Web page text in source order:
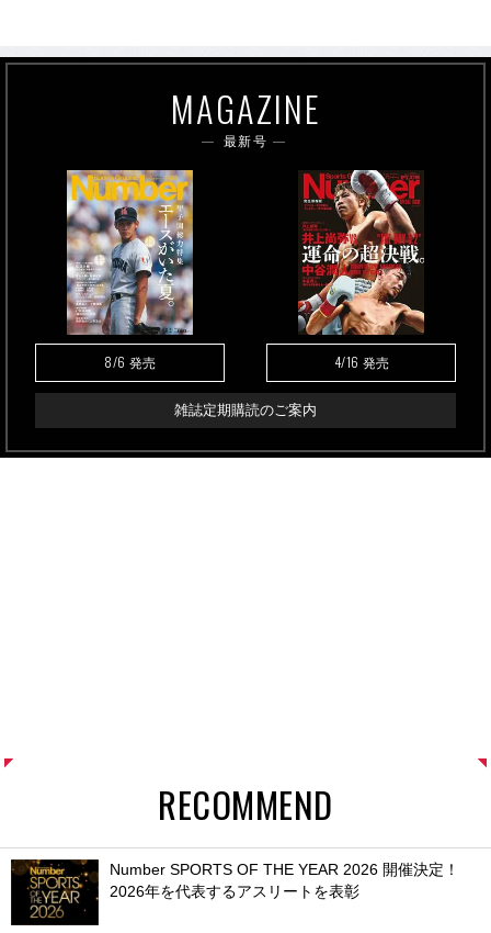
MAGAZINE
最新号
8/6 発売 4/16 発売
雑誌定期購読のご案内
RECOMMEND
Number SPORTS OF THE YEAR 2026 開催決定！
2026年を代表するアスリートを表彰